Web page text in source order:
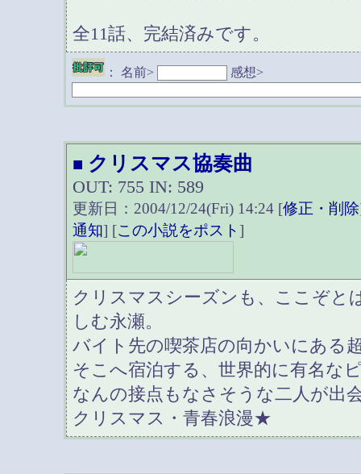
全11話、完結済みです。
：名前> 感想>
■ クリスマス協奏曲
OUT: 755 IN: 589
更新日：2004/12/24(Fri) 14:24 [修正・削除
通知] [この小説をポスト]
クリスマスシーズンも、ここぞと
しむ永瀬。
バイト先の喫茶店の向かいにある
そこへ宿泊する、世界的に有名な
なんの接点もなさそうな二人が
クリスマス・青春浪漫★